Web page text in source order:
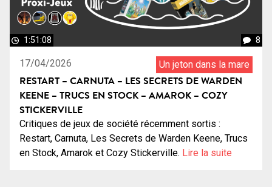
1:51:08 8
17/04/2026 Un jeton dans la mare
RESTART – CARNUTA – LES SECRETS DE WARDEN
KEENE – TRUCS EN STOCK – AMAROK – COZY
STICKERVILLE
Critiques de jeux de société récemment sortis :
Restart, Carnuta, Les Secrets de Warden Keene, Trucs
en Stock, Amarok et Cozy Stickerville. Lire la suite